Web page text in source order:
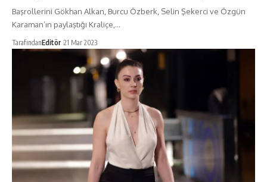
Başrollerini Gökhan Alkan, Burcu Özberk, Selin Şekerci ve Özgün
Karaman’ın paylaştığı Kraliçe,…
TarafındanEditör 21 Mar 2023